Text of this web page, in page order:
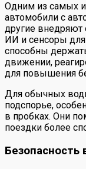
Одним из самых
автомобили с
другие внедряют
ИИ и сенсоры
способны
движении,
для повышения
Для обычных
подспорье,
в пробках. Они
поездки более
Безопасность